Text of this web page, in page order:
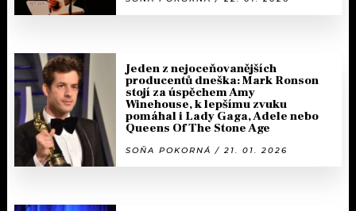
Jeden z nejoceňovanějších
producentů dneška: Mark Ronson
stojí za úspěchem Amy
Winehouse, k lepšímu zvuku
pomáhal i Lady Gaga, Adele nebo
Queens Of The Stone Age
SOŇA POKORNÁ / 21. 01. 2026